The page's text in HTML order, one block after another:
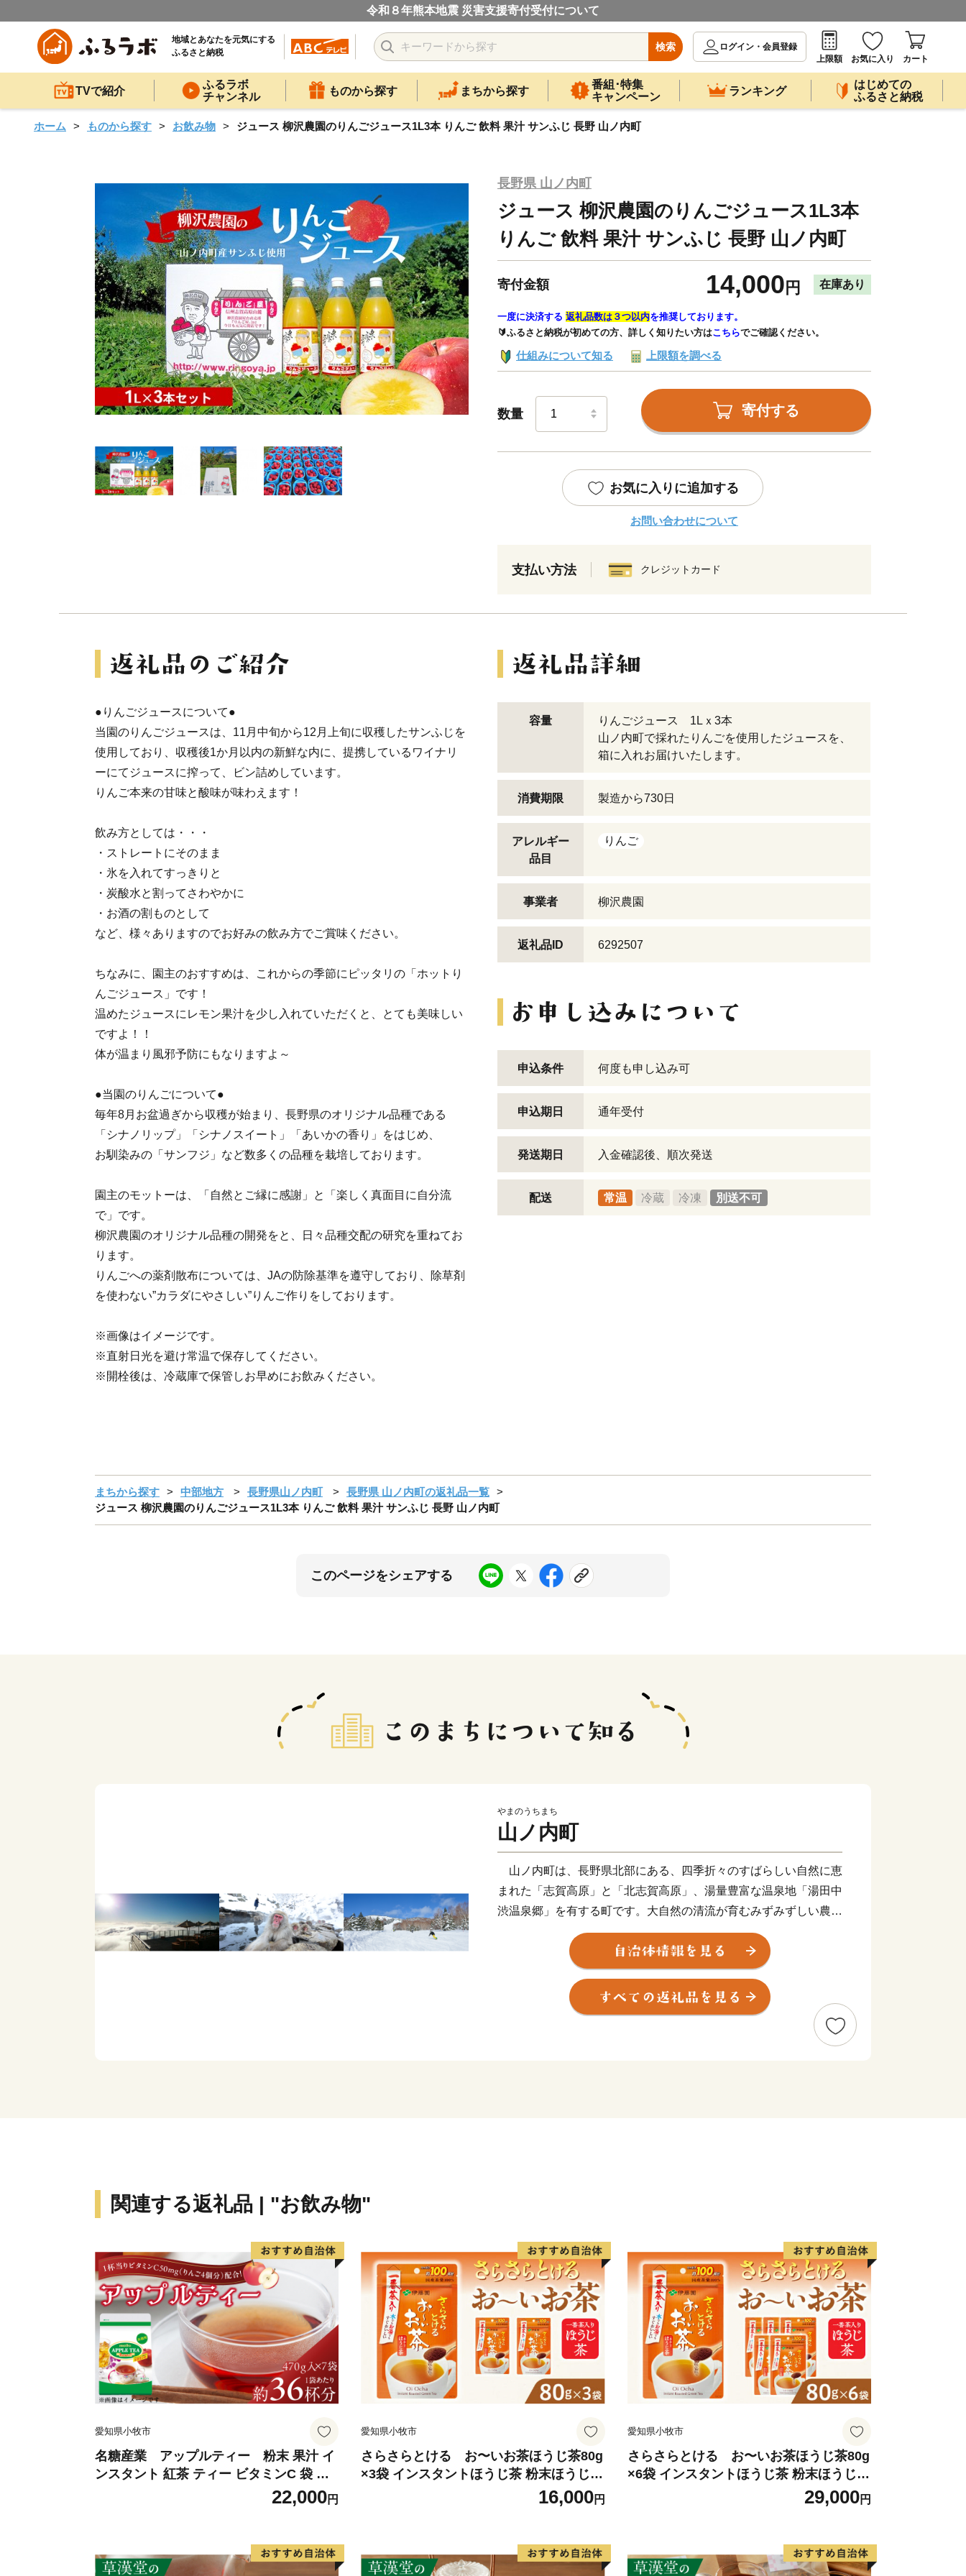
令和８年熊本地震 災害支援寄付受付について
地域とあなたを元気にする
ふるさと納税
検索
ログイン・会員登録
上限額
お気に入り カート
TVで紹介
ふるラボ
チャンネル
ものから探す まちから探す
番組･特集
キャンペーン
ランキング
はじめての
ふるさと納税
ホーム ものから探す お飲み物 ジュース 柳沢農園のりんごジュース1L3本 りんご 飲料 果汁 サンふじ 長野 山ノ内町
長野県 山ノ内町
ジュース 柳沢農園のりんごジュース1L3本
りんご 飲料 果汁 サンふじ 長野 山ノ内町
寄付金額 14,000 円 在庫あり
一度に決済する 返礼品数は３つ以内を推奨しております。
🔰ふるさと納税が初めての方、詳しく知りたい方はこちらでご確認ください。
仕組みについて知る 上限額を調べる
数量 寄付する
お気に入りに追加する
お問い合わせについて
支払い方法 クレジットカード
●りんごジュースについて●
当園のりんごジュースは、11月中旬から12月上旬に収穫したサンふじを
使用しており、収穫後1か月以内の新鮮な内に、提携しているワイナリ
ーにてジュースに搾って、ビン詰めしています。
りんご本来の甘味と酸味が味わえます！
飲み方としては・・・
・ストレートにそのまま
・氷を入れてすっきりと
・炭酸水と割ってさわやかに
・お酒の割ものとして
など、様々ありますのでお好みの飲み方でご賞味ください。
ちなみに、園主のおすすめは、これからの季節にピッタリの「ホットり
んごジュース」です！
温めたジュースにレモン果汁を少し入れていただくと、とても美味しい
ですよ！！
体が温まり風邪予防にもなりますよ～
●当園のりんごについて●
毎年8月お盆過ぎから収穫が始まり、長野県のオリジナル品種である
「シナノリップ」「シナノスイート」「あいかの香り」をはじめ、
お馴染みの「サンフジ」など数多くの品種を栽培しております。
園主のモットーは、「自然とご縁に感謝」と「楽しく真面目に自分流
で」です。
柳沢農園のオリジナル品種の開発をと、日々品種交配の研究を重ねてお
ります。
りんごへの薬剤散布については、JAの防除基準を遵守しており、除草剤
を使わない”カラダにやさしい”りんご作りをしております。
※画像はイメージです。
※直射日光を避け常温で保存してください。
※開栓後は、冷蔵庫で保管しお早めにお飲みください。
容量
りんごジュース 1Lｘ3本
山ノ内町で採れたりんごを使用したジュースを、
箱に入れお届けいたします。
消費期限 製造から730日
アレルギー
品目
りんご
事業者 柳沢農園
返礼品ID 6292507
申込条件 何度も申し込み可
申込期日 通年受付
発送期日 入金確認後、順次発送
配送 常温 冷蔵 冷凍 別送不可
まちから探す 中部地方 長野県山ノ内町
長野県 山ノ内町の返礼品一覧
ジュース 柳沢農園のりんごジュース1L3本 りんご 飲料 果汁 サンふじ 長野 山ノ内町
このページをシェアする
やまのうちまち
山ノ内町
山ノ内町は、長野県北部にある、四季折々のすばらしい自然に恵
まれた「志賀高原」と「北志賀高原」、湯量豊富な温泉地「湯田中
渋温泉郷」を有する町です。大自然の清流が育むみずみずしい農産
物、またそこから生み出される多くの特産品が町の魅力の一つとな
未来に羽ばたく子どもたちへ”夢と希望のある郷土（まち）”を育
むため、町民や企業、行政が互いに絆を大切に、地域の自主性と自
立性、独自性を発揮しながら、新しい郷土愛・魅力あふれる”健康
関連する返礼品 | "お飲み物"
愛知県小牧市
名糖産業 アップルティー 粉末 果汁 イ
ンスタント 紅茶 ティー ビタミンC 袋 ロ
ングセラー 粉末飲料 粉末茶 簡単 手軽 ホ
22,000円
愛知県小牧市
さらさらとける お〜いお茶ほうじ茶80g
×3袋 インスタントほうじ茶 粉末ほうじ茶
16,000円
愛知県小牧市
さらさらとける お〜いお茶ほうじ茶80g
×6袋 インスタントほうじ茶 粉末ほうじ茶
29,000円